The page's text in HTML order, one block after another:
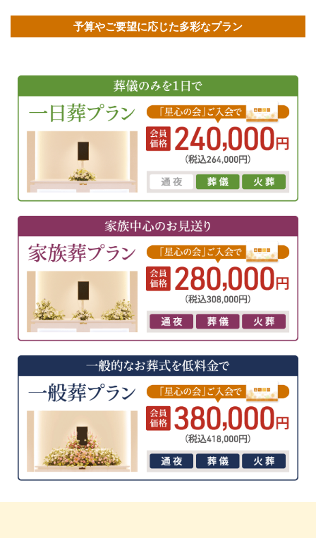
予算やご要望に応じた多彩なプラン